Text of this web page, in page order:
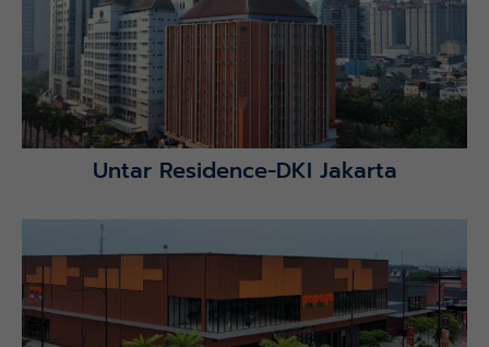
Untar Residence-DKI Jakarta
Lihat Detail Proyek